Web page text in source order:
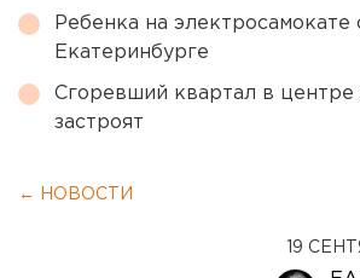
Ребенка на электросамокате
Екатеринбурге
Сгоревший квартал в центре
застроят
← НОВОСТИ
19